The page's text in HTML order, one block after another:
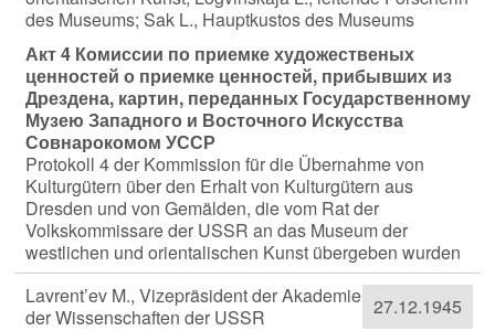
des Museums; Sak L., Hauptkustos des Museums
Акт 4 Комиссии по приемке художественых
ценностей о приемке ценностей, прибывших из
Дрездена, картин, переданных Государственному
Музею Западного и Восточного Искусства
Совнарокомом УССР
Protokoll 4 der Kommission für die Übernahme von
Kulturgütern über den Erhalt von Kulturgütern aus
Dresden und von Gemälden, die vom Rat der
Volkskommissare der USSR an das Museum der
westlichen und orientalischen Kunst übergeben wurden
27.12.1945
Lavrent’ev M., Vizepräsident der Akademie
der Wissenschaften der USSR